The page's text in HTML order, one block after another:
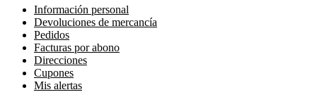
Información personal
Devoluciones de mercancía
Pedidos
Facturas por abono
Direcciones
Cupones
Mis alertas